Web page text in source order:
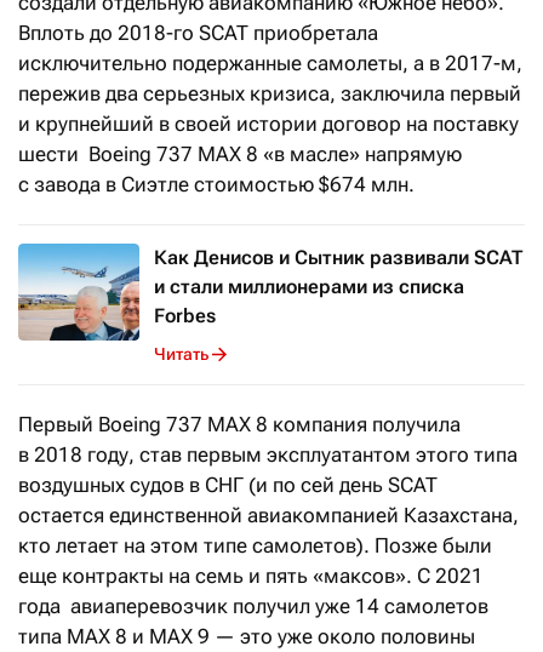
Вплоть до 2018-го SCAT приобретала
исключительно подержанные самолеты, а в 2017-м,
пережив два серьезных кризиса, заключила первый
и крупнейший в своей истории договор на поставку
шести Boeing 737 MAX 8 «в масле» напрямую
с завода в Сиэтле стоимостью $674 млн.
Как Денисов и Сытник развивали SCAT
и стали миллионерами из списка
Forbes
Читать
Первый Boeing 737 MAX 8 компания получила
в 2018 году, став первым эксплуатантом этого типа
воздушных судов в СНГ (и по сей день SCAT
остается единственной авиакомпанией Казахстана,
кто летает на этом типе самолетов). Позже были
еще контракты на семь и пять «максов». С 2021
года авиаперевозчик получил уже 14 самолетов
типа MAX 8 и MAX 9 — это уже около половины